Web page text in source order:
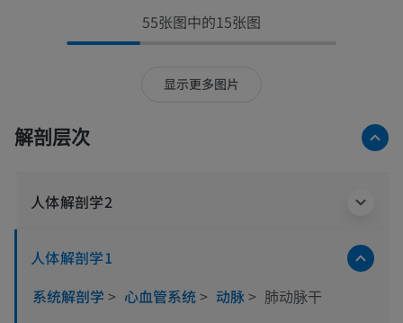
55张图中的15张图
显示更多图片
解剖层次
人体解剖学2
人体解剖学1
系统解剖学 > 心血管系统> 动脉> 肺动脉干